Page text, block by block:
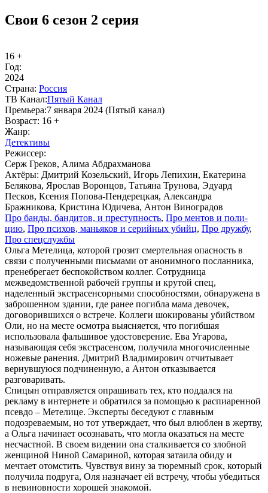
Свои 6 сезон 2 серия
16 +
Год:
2024
Стра­на: Рос­сия
ТВ Ка­нал:Пя­тый Ка­нал
Пре­мье­ра:7 января 2024 (Пятый канал)
Воз­раст: 16 +
Жанр:
Де­тек­ти­вы
Ре­жис­сер:
Серж Греков, Алима Абдрахманова
Ак­тё­ры: Дмитрий Козельский, Игорь Лепихин, Екатерина
Белякова, Ярослав Воронцов, Татьяна Трунова, Эдуард
Песков, Ксения Попова-Пендерецкая, Александра
Бражникова, Кристина Юдичева, Антон Виноградов
Про бан­ды, бан­ди­тов, и пре­ступ­ность, Про мен­тов и по­ли­
цию, Про пси­хов, мань­я­ков и се­рий­ных убийц, Про друж­бу,
Про спец­служ­бы
Ольга Метелица, которой грозит смертельная опасность в
связи с полученными письмами от анонимного посланника,
пренебрегает беспокойством коллег. Сотрудница
межведомственной рабочей группы и крутой спец,
наделенный экстрасенсорными способностями, обнаружена в
заброшенном здании, где ранее погибла мама девочек,
договорившихся о встрече. Коллеги шокированы убийством
Оли, но на месте осмотра выясняется, что погибшая
использовала фальшивое удостоверение. Ева Угарова,
называющая себя экстрасенсом, получила многочисленные
ножевые ранения. Дмитрий Владимирович отчитывает
вернувшуюся подчиненную, а Антон отказывается
разговаривать.
Спицын отправляется опрашивать тех, кто поддался на
рекламу в интернете и обратился за помощью к распиаренной
псевдо – Метелице. Эксперты беседуют с главным
подозреваемым, но тот утверждает, что был влюблен в жертву,
а Ольга начинает осознавать, что могла оказаться на месте
несчастной. В своем видении она сталкивается со злобной
женщиной Ниной Самариной, которая затаила обиду и
мечтает отомстить. Чувствуя вину за тюремный срок, который
получила подруга, Оля назначает ей встречу, чтобы убедиться
в невиновности хорошей знакомой.